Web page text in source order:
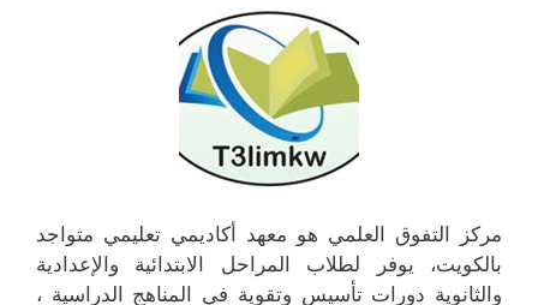
مركز التفوق العلمي هو معهد أكاديمي تعليمي متواجد
بالكويت، يوفر لطلاب المراحل الابتدائية والإعدادية
والثانوية دورات تأسيس وتقوية في المناهج الدراسية ،